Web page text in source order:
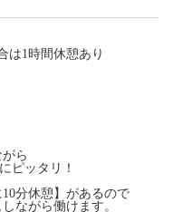
は1時間休憩あり
ら
ピッタリ！
分休憩】があるので
ながら働けます。